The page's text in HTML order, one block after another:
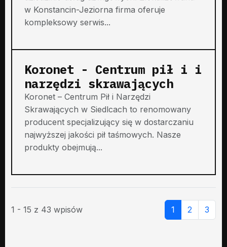
w Konstancin-Jeziorna firma oferuje
kompleksowy serwis...
Koronet - Centrum pił i i
narzędzi skrawających
Koronet – Centrum Pił i Narzędzi
Skrawających w Siedlcach to renomowany
producent specjalizujący się w dostarczaniu
najwyższej jakości pił taśmowych. Nasze
produkty obejmują...
1 - 15 z 43 wpisów 1 2 3